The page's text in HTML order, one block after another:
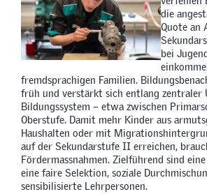
die
Quote an
bei
fremdsprachigen Familien.
früh und verstärkt sich entlang zentraler
Bildungssystem – etwa zwischen
Oberstufe. Damit mehr Kinder aus
Haushalten oder mit
auf der Sekundarstufe II erreichen,
Fördermassnahmen. Zielführend sind
eine faire Selektion, soziale
sensibilisierte Lehrpersonen.